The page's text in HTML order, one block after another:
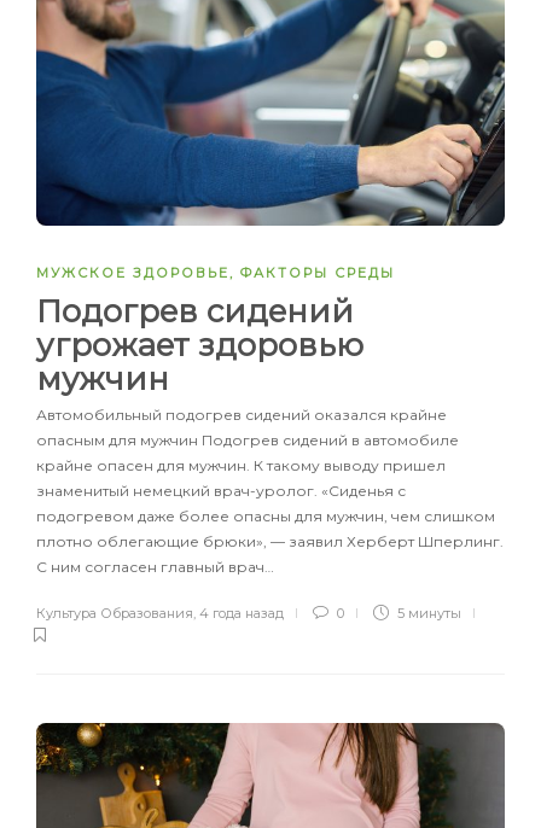
МУЖСКОЕ ЗДОРОВЬЕ , ФАКТОРЫ СРЕДЫ
Подогрев сидений
угрожает здоровью
мужчин
Автомобильный подогрев сидений оказался крайне
опасным для мужчин Подогрев сидений в автомобиле
крайне опасен для мужчин. К такому выводу пришел
знаменитый немецкий врач-уролог. «Сиденья с
подогревом даже более опасны для мужчин, чем слишком
плотно облегающие брюки», — заявил Херберт Шперлинг.
С ним согласен главный врач…
Культура Образования 4 года назад 0 5 минуты